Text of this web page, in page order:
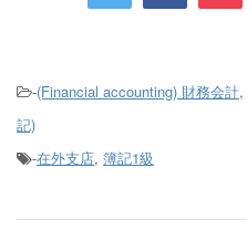
-(Financial accounting) 財務会計,
記)
-在外支店, 簿記1級